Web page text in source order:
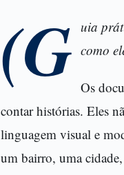
(G uia
como
Os
contar histórias. Eles
linguagem visual e
um bairro, uma